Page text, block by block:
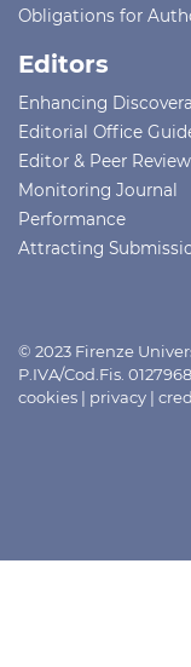
Obligations for
Editors
Enhancing
Editorial Office
Editor & Peer Review
Monitoring Journal
Performance
Attracting
© 2023 Firenze
P.IVA/Cod.Fis.
cookies | privacy |